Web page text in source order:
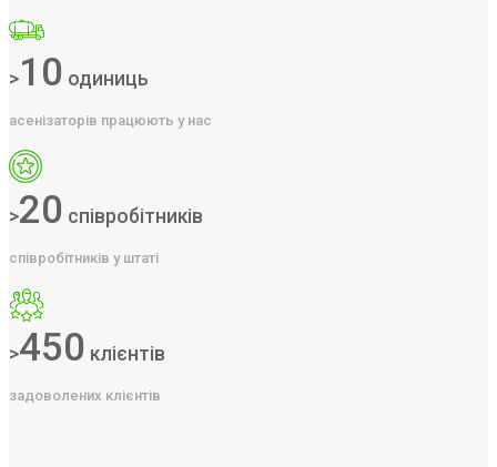
>10 одиниць
асенізаторів працюють у нас
>20 співробітників
співробітників у штаті
>450 клієнтів
задоволених клієнтів